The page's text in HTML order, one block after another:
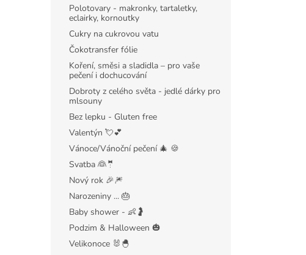
Polotovary - makronky, tartaletky,
eclairky, kornoutky
Cukry na cukrovou vatu
Čokotransfer fólie
Koření, směsi a sladidla – pro vaše
pečení i dochucování
Dobroty z celého světa - jedlé dárky pro
mlsouny
Bez lepku - Gluten free
Valentýn 💘💕
Vánoce/Vánoční pečení 🎄 🍪
Svatba 👰🤵
Nový rok 🎉🎆
Narozeniny ... 🎂
Baby shower - 👶🤰
Podzim & Halloween 🎃
Velikonoce 🐰🐣